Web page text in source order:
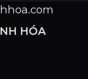
HÓA